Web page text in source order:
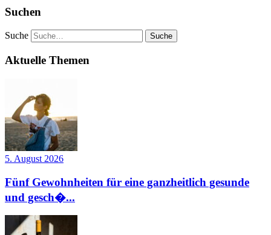
Suchen
Suche
Aktuelle Themen
5. August 2026
Fünf Gewohnheiten für eine ganzheitlich gesunde
und gesch�...